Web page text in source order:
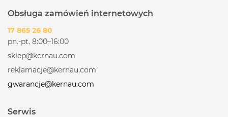
Obsługa zamówień internetowych
17 865 26 80
pn.-pt. 8:00–16:00
sklep@kernau.com
reklamacje@kernau.com
gwarancje@kernau.com
Serwis